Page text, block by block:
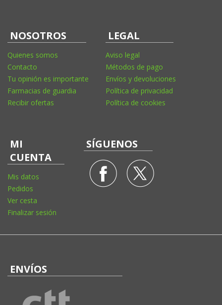
NOSOTROS
Quienes somos
Contacto
Tu opinión es importante
Farmacias de guardia
Recibir ofertas
LEGAL
Aviso legal
Métodos de pago
Envíos y devoluciones
Política de privacidad
Política de cookies
MI
CUENTA
Mis datos
Pedidos
Ver cesta
Finalizar sesión
SÍGUENOS
ENVÍOS